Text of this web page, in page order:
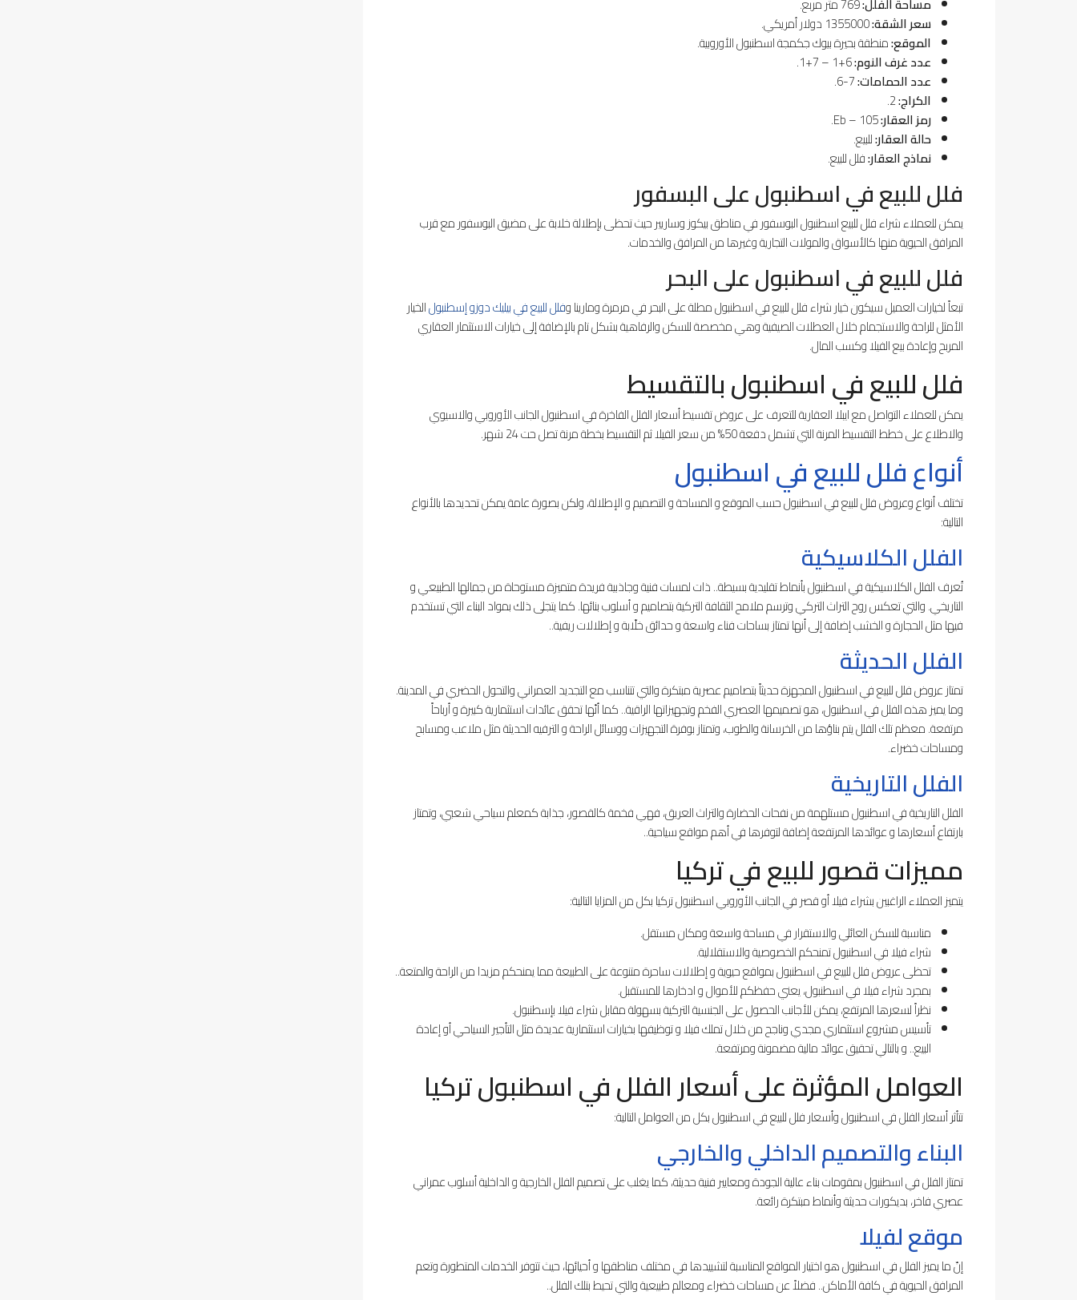
سعر الشقة:
الموقع:منطقة بحيرة بيوك جكمجة اسطنبول الأوروبية.
عدد غرف النوم:
عدد الحمامات:
الكراج:
رمز العقار:
حالة العقار:للبيع.
نماذج العقار:فلل للبيع.
فلل للبيع في اسطنبول على البسفور
يمكن للعملاء شراء فلل للبيع اسطنبول البوسفور في مناطق بيكوز وساريير حيث تحظى بإطلالة خلابة على مضيق البوسفور مع قرب
المرافق الحيوية منها كالأسواق والمولات التجارية وغيرها من المرافق والخدمات.
فلل للبيع في اسطنبول على البحر
تبعاً لخيارات العميل سيكون خيار شراء فلل للبيع في اسطنبول مطلة على البحر في مرمرة ومارينا وفلل للبيع في بيليك دوزو إسطنبولالخيار
الأمثل للراحة والاستجمام خلال العطلات الصيفية وهي مخصصة للسكن والرفاهية بشكل تام بالإضافة إلى خيارات الاستثمار العقاري
المربح وإعادة بيع الفيلا وكسب المال.
فلل للبيع في اسطنبول بالتقسيط
يمكن للعملاء التواصل مع ايبلا العقارية للتعرف على عروض تقسيط أسعار الفلل الفاخرة في اسطنبول الجانب الأوروبي والاسيوي
والاطلاع على خطط التقسيط المرنة التي تشمل دفعة 50% من سعر الفيلا ثم التقسيط بخطة مرنة تصل حت 24 شهر.
أنواع فلل للبيع في اسطنبول
تختلف أنواع وعروض فلل للبيع في اسطنبول حسب الموقع و المساحة و التصميم و الإطلالة، ولكن بصورة عامة يمكن تحديدها بالأنواع
التالية:
الفلل الكلاسيكية
تُعرف الفلل الكلاسيكية في اسطنبول بأنماط تقليدية بسيطة.. ذات لمسات فنية وجاذبية فريدة متميزة مستوحاة من جمالها الطبيعي و
التاريخي. والتي تعكس روح التراث التركي وترسم ملامح الثقافة التركية بتصاميم و أسلوب بنائها. كما يتجلى ذلك بمواد البناء التي تستخدم
فيها مثل الحجارة و الخشب إضافة إلى أنها تمتاز بساحات فناء واسعة و حدائق خلّابة و إطلالات ريفية..
الفلل الحديثة
تمتاز عروض فلل للبيع في اسطنبول المجهزة حديثاً بتصاميم عصرية مبتكرة والتي تتناسب مع التجديد العمراني والتحول الحضري في المدينة.
وما يميز هذه الفلل في اسطنبول، هو تصميمها العصري الفخم وتجهيزاتها الراقية.. كما أنّها تحقق عائدات استثمارية كبيرة و أرباحاً
مرتفعة. معظم تلك الفلل يتم بناؤها من الخرسانة والطوب، وتمتاز بوفرة التجهيزات ووسائل الراحة و الترفيه الحديثة مثل ملاعب ومسابح
ومساحات خضراء.
الفلل التاريخية
الفلل التاريخية في اسطنبول مستلهمة من نفحات الحضارة والتراث العريق، فهي فخمة كالقصور، جذابة كمعلم سياحي شعبي، وتمتاز
بارتفاع أسعارها و عوائدها المرتفعة إضافة لتوفرها في أهم مواقع سياحية..
مميزات قصور للبيع في تركيا
يتميز العملاء الراغبين بشراء فيلا أو قصر في الجانب الأوروبي اسطنبول تركيا بكل من المزايا التالية:
مناسبة للسكن العائلي والاستقرار في مساحة واسعة ومكان مستقل.
شراء فيلا في اسطنبول تمنحكم الخصوصية والاستقلالية.
تحظى عروض فلل للبيع في اسطنبول بمواقع حيوية و إطلالات ساحرة متنوعة على الطبيعة مما يمنحكم مزيدا من الراحة والمتعة..
بمجرد شراء فيلا في اسطنبول، يعني حفظكم للأموال و ادخارها للمستقبل.
نظراً لسعرها المرتفع، يمكن للأجانب الحصول على الجنسية التركية بسهولة مقابل شراء فيلا بإسطنبول.
تأسيس مشروع استثماري مجدي وناجح من خلال تملك فيلا و توظيفها بخيارات استثمارية عديدة مثل التأجير السياحي أو إعادة
البيع.. و بالتالي تحقيق عوائد مالية مضمونة ومرتفعة.
العوامل المؤثرة على أسعار الفلل في اسطنبول تركيا
تتأثر أسعار الفلل في اسطنبول وأسعار فلل للبيع في اسطنبول بكل من العوامل التالية:
البناء والتصميم الداخلي والخارجي
تمتاز الفلل في اسطنبول بمقومات بناء عالية الجودة ومعايير فنية حديثة، كما يغلب على تصميم الفلل الخارجية و الداخلية أسلوب عمراني
عصري فاخر، بديكورات حديثة وأنماط مبتكرة رائعة.
موقع لفيلا
إنّ ما يميز الفلل في اسطنبول هو اختيار المواقع المناسبة لتشييدها في مختلف مناطقها و أحيائها، حيث تتوفر الخدمات المتطورة وتعم
المرافق الحيوية في كافة الأماكن.. فضلاً عن مساحات خضراء ومعالم طبيعية والتي تحيط بتلك الفلل..